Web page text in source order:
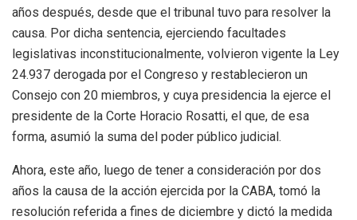
años después, desde que el tribunal tuvo para resolver la
causa. Por dicha sentencia, ejerciendo facultades
legislativas inconstitucionalmente, volvieron vigente la Ley
24.937 derogada por el Congreso y restablecieron un
Consejo con 20 miembros, y cuya presidencia la ejerce el
presidente de la Corte Horacio Rosatti, el que, de esa
forma, asumió la suma del poder público judicial.
Ahora, este año, luego de tener a consideración por dos
años la causa de la acción ejercida por la CABA, tomó la
resolución referida a fines de diciembre y dictó la medida